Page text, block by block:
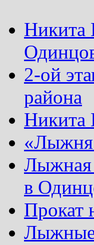
Никита
2-ой
района
Никита
«Лыжня
Лыжная
в
Прокат
Лыжные